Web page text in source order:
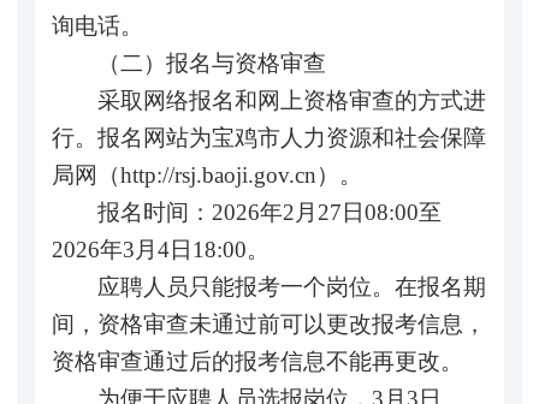
询电话。
（二）报名与资格审查
采取网络报名和网上资格审查的方式进
行。报名网站为宝鸡市人力资源和社会保障
局网（http://rsj.baoji.gov.cn）。
报名时间：2026年2月27日08:00至
2026年3月4日18:00。
应聘人员只能报考一个岗位。在报名期
间，资格审查未通过前可以更改报考信息，
资格审查通过后的报考信息不能再更改。
为便于应聘人员选报岗位，3月3日